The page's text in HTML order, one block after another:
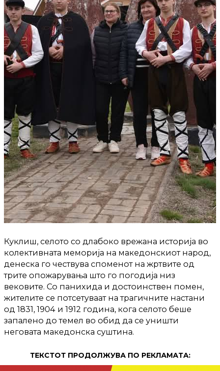
Куклиш, селото со длабоко врежана историја во
колективната меморија на македонскиот народ,
денеска го чествува споменот на жртвите од
трите опожарувања што го погодија низ
вековите. Со панихида и достоинствен помен,
жителите се потсетуваат на трагичните настани
од 1831, 1904 и 1912 година, кога селото беше
запалено до темел во обид да се уништи
неговата македонска суштина.
ТЕКСТОТ ПРОДОЛЖУВА ПО РЕКЛАМАТА: